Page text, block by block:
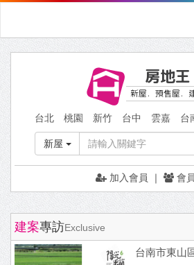
房地王
新屋．預售屋．
台北 桃園 新竹 台中 雲嘉 台
新屋
加入會員 ｜ 會
建案專訪Exclusive